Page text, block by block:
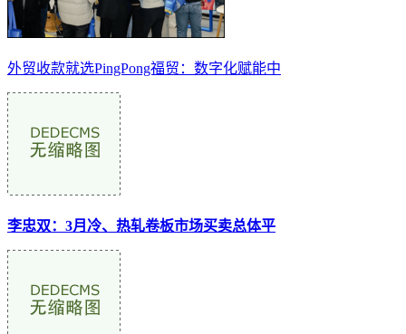
外贸收款就选PingPong福贸：数字化赋能中
李忠双：3月冷、热轧卷板市场买卖总体平